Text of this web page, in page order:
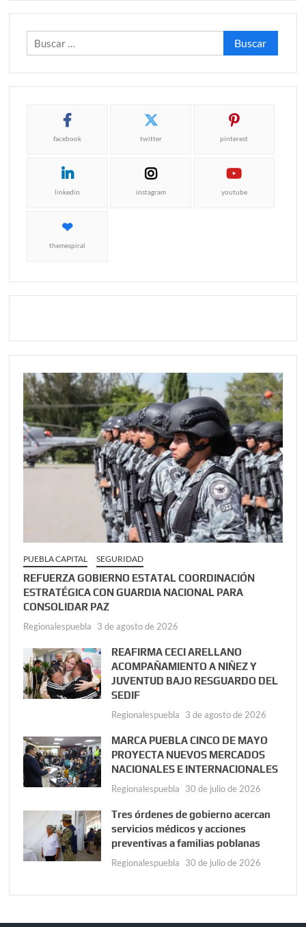
Buscar:
facebook twitter pinterest
linkedin instagram youtube
themespiral
PUEBLA CAPITAL SEGURIDAD
REFUERZA GOBIERNO ESTATAL COORDINACIÓN
ESTRATÉGICA CON GUARDIA NACIONAL PARA
CONSOLIDAR PAZ
Regionalespuebla 3 de agosto de 2026
REAFIRMA CECI ARELLANO
ACOMPAÑAMIENTO A NIÑEZ Y
JUVENTUD BAJO RESGUARDO DEL
SEDIF
Regionalespuebla 3 de agosto de 2026
MARCA PUEBLA CINCO DE MAYO
PROYECTA NUEVOS MERCADOS
NACIONALES E INTERNACIONALES
Regionalespuebla 30 de julio de 2026
Tres órdenes de gobierno acercan
servicios médicos y acciones
preventivas a familias poblanas
Regionalespuebla 30 de julio de 2026